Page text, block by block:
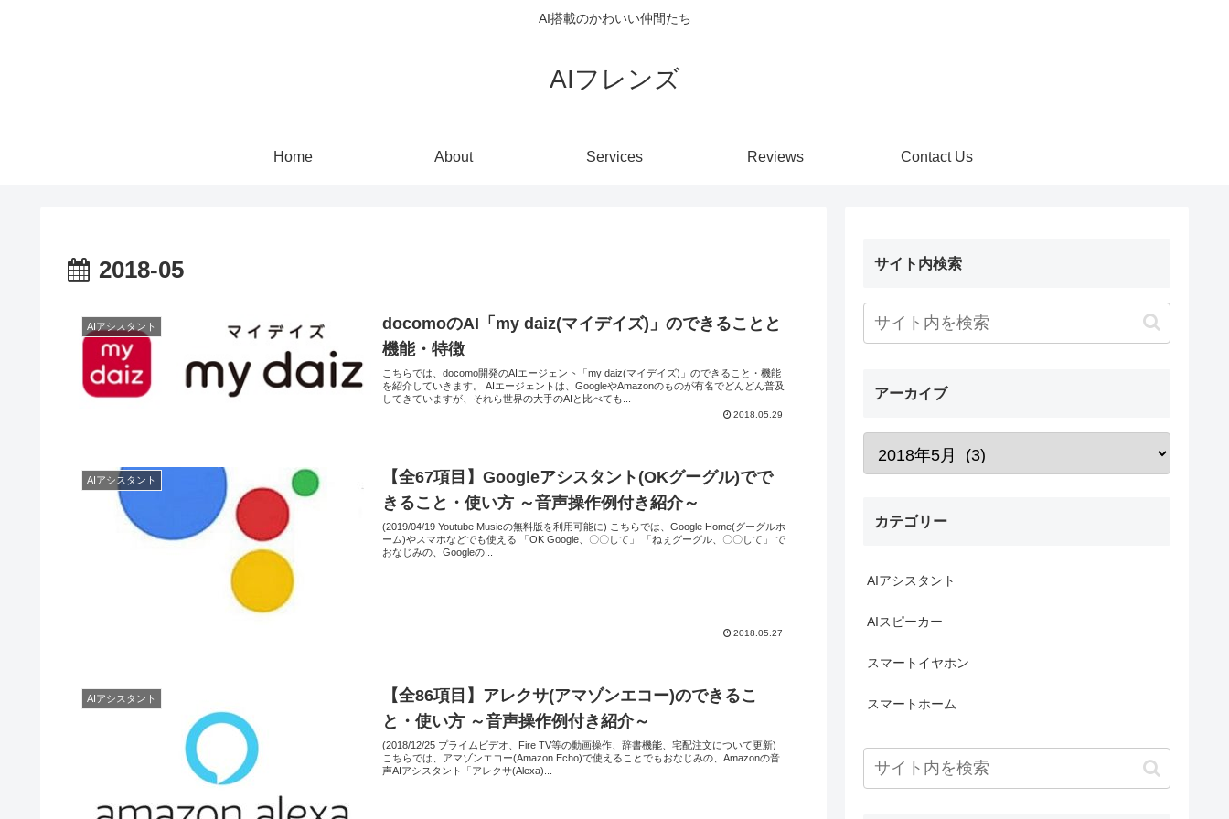
AI搭載のかわいい仲間たち
AIフレンズ
Home About Services Reviews Contact Us
2018-05
AIアシスタント
docomoのAI「my daiz(マイデイズ)」のできることと
機能・特徴
こちらでは、docomo開発のAIエージェント「my daiz(マイデイズ)」のできること・機能
を紹介していきます。 AIエージェントは、GoogleやAmazonのものが有名でどんどん普及
してきていますが、それら世界の大手のAIと比べても...
2018.05.29
AIアシスタント
【全67項目】Googleアシスタント(OKグーグル)でで
きること・使い方 ～音声操作例付き紹介～
(2019/04/19 Youtube Musicの無料版を利用可能に) こちらでは、Google Home(グーグルホ
ーム)やスマホなどでも使える 「OK Google、〇〇して」 「ねぇグーグル、〇〇して」 で
おなじみの、Googleの...
2018.05.27
AIアシスタント
【全86項目】アレクサ(アマゾンエコー)のできるこ
と・使い方 ～音声操作例付き紹介～
(2018/12/25 プライムビデオ、Fire TV等の動画操作、辞書機能、宅配注文について更新)
こちらでは、アマゾンエコー(Amazon Echo)で使えることでもおなじみの、Amazonの音
声AIアシスタント「アレクサ(Alexa)...
サイト内検索
アーカイブ
カテゴリー
AIアシスタント
AIスピーカー
スマートイヤホン
スマートホーム